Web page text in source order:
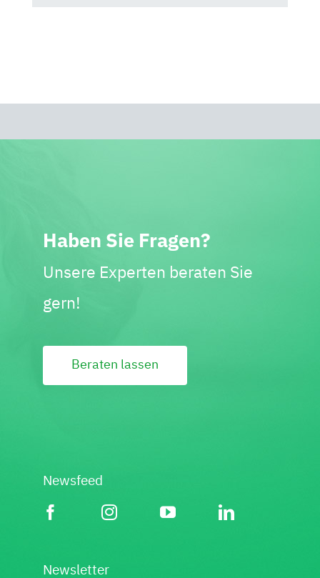
Haben Sie Fragen?
Unsere Experten beraten Sie
gern!
Beraten lassen
Newsfeed
Newsletter